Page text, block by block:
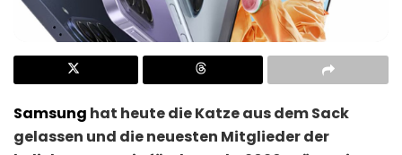
Samsung hat heute die Katze aus dem Sack
gelassen und die neuesten Mitglieder der